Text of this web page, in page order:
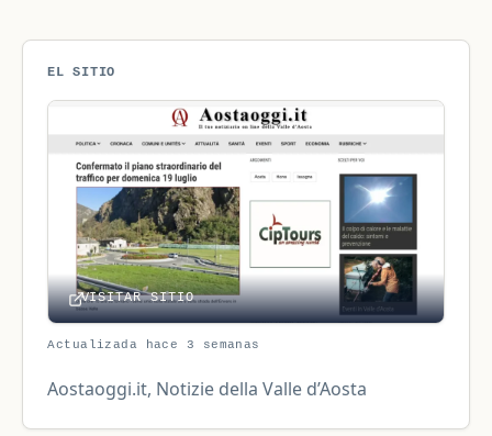
EL SITIO
VISITAR SITIO
Actualizada hace 3 semanas
Aostaoggi.it, Notizie della Valle d’Aosta